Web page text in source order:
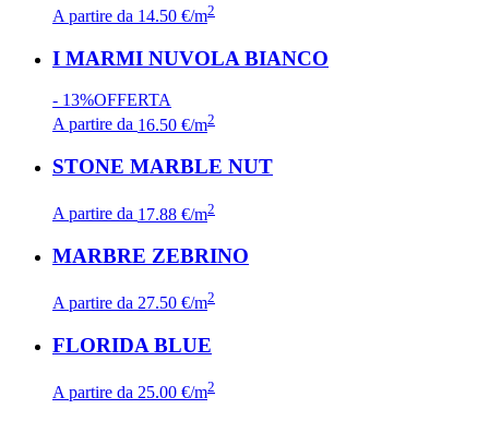
A partire da 14.50 €/m2
I MARMI NUVOLA BIANCO
- 13%OFFERTA
A partire da 16.50 €/m2
STONE MARBLE NUT
A partire da 17.88 €/m2
MARBRE ZEBRINO
A partire da 27.50 €/m2
FLORIDA BLUE
A partire da 25.00 €/m2